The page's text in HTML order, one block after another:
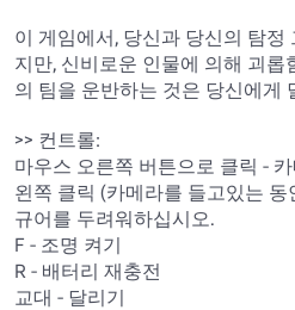
이 게임에서, 당신과 당신의 탐
지만, 신비로운 인물에 의해 괴롭
의 팀을 운반하는 것은 당신에게
>> 컨트롤:
마우스 오른쪽 버튼으로 클릭 -
왼쪽 클릭 (카메라를 들고있는
규어를 두려워하십시오.
F - 조명 켜기
R - 배터리 재충전
교대 - 달리기